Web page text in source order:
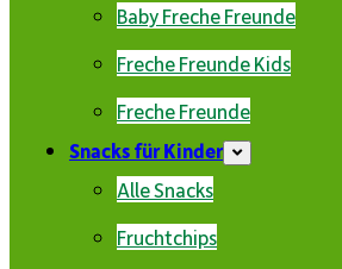
Baby Freche Freunde
Freche Freunde Kids
Freche Freunde
Snacks für Kinder
Alle Snacks
Fruchtchips